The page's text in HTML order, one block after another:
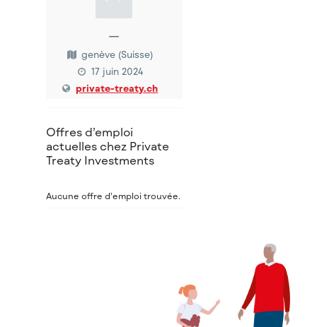
—
genève (Suisse)
17 juin 2024
private-treaty.ch
Offres d’emploi
actuelles chez Private
Treaty Investments
Aucune offre d’emploi trouvée.